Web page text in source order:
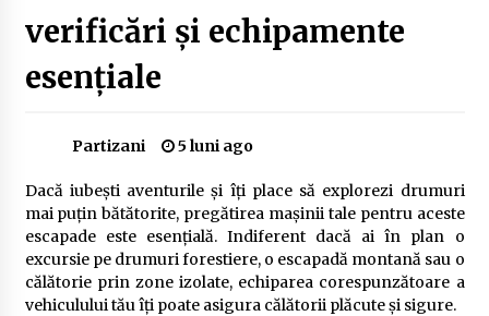
Delta Dunării
2 ani ago
Cele mai bune locuri pentru pescuitul crapului
2 ani ago
Cum să alegi firul de pescuit perfect pentru
crap: Ghid complet pentru pescari
2 ani ago
Uloga lokalne ekonomije u razvoju zajednice
2 ani ago
verificări și echipamente
esențiale
Partizani 5 luni ago
Dacă iubești aventurile și îți place să explorezi drumuri
mai puțin bătătorite, pregătirea mașinii tale pentru aceste
escapade este esențială. Indiferent dacă ai în plan o
excursie pe drumuri forestiere, o escapadă montană sau o
călătorie prin zone izolate, echiparea corespunzătoare a
vehiculului tău îți poate asigura călătorii plăcute și sigure.